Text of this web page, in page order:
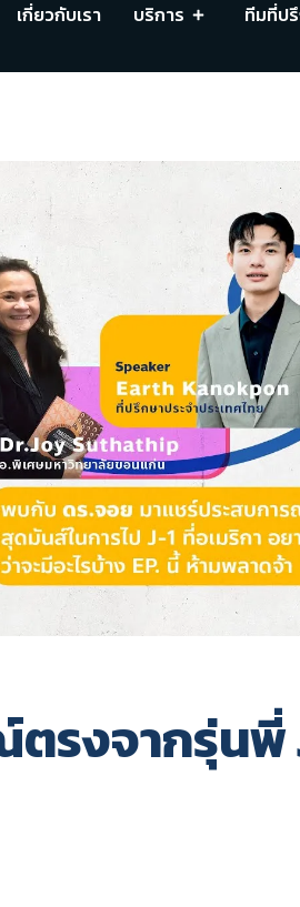
เกี่ยวกับเรา บริการ ทีมที่ป
รงจากรุ่นพี่